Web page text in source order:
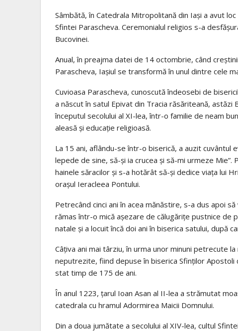
Sâmbătă, în Catedrala Mitropolitană din Iași a avut
Sfintei Parascheva. Ceremonialul religios s-a
Bucovinei.
Anual, în preajma datei de 14 octombrie, când
Parascheva, Iașiul se transformă în unul dintre cele
Cuvioasa Parascheva, cunoscută îndeosebi de
a născut în satul Epivat din Tracia răsăriteană,
începutul secolului al XI-lea, într-o familie de neam
aleasă și educație religioasă.
La 15 ani, aflându-se într-o biserică, a auzit cuvântul
lepede de sine, să-și ia crucea și să-mi urmeze
hainele săracilor și s-a hotărât să-și dedice viața lui
orașul Ieracleea Pontului.
Petrecând cinci ani în acea mănăstire, s-a dus apoi
rămas într-o mică așezare de călugărițe pustnice de
natale și a locuit încă doi ani în biserica satului, după
Câțiva ani mai târziu, în urma unor minuni petrecute
neputrezite, fiind depuse în biserica Sfinților Apostoli
stat timp de 175 de ani.
În anul 1223, țarul Ioan Asan al II-lea a strămutat
catedrala cu hramul Adormirea Maicii Domnului.
Din a doua jumătate a secolului al XIV-lea, cultul